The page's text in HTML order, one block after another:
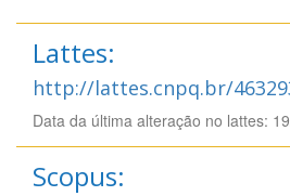
Lattes:
http://lattes.cnpq.br/
Data da última alteração no lattes:
Scopus: